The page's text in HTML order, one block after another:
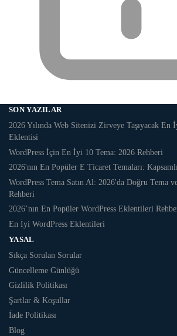
SON YAZILAR
2026 Yılında Web Sitenizi Zirveye Taşıyacak En
Eklentisi
WordPress İçin En İyi 10 Tema: 2026 Rehberi
2026'nın En Popüler E Ticaret Temaları:
WordPress Tema Satın Al: 2026'da Doğru Tema
Rehberi
2026’nın En Popüler WordPress Eklentileri
En İyi WordPress Eklentileri
YASAL
Sıkça Sorulan Sorular
Güncelleme Günlüğü
Gizlilik Politikası
Şartlar & Koşullar
İade Politikası
Blog